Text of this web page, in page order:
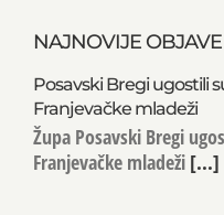
NAJNOVIJE OBJAVE
Posavski Bregi ugostili
Franjevačke mladeži
Župa Posavski Bregi
Franjevačke mladeži [...]